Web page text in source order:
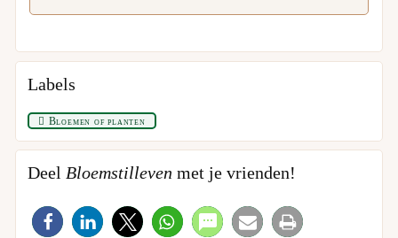
Labels
Bloemen of planten
Deel Bloemstilleven met je vrienden!